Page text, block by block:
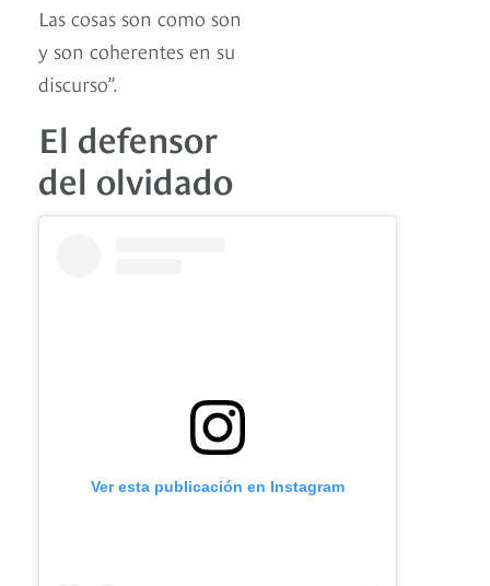
Las cosas son como son
y son coherentes en su
discurso”.
El defensor
del olvidado
Ver esta publicación en Instagram